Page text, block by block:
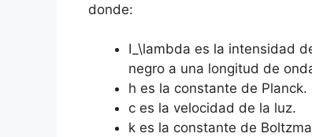
donde:
I_\lambda es la intensidad
negro a una longitud de
h es la constante de Planck.
c es la velocidad de la luz.
k es la constante de